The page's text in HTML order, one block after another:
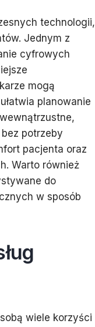
technologii,
Jednym z
cyfrowych
mogą
planowanie
potrzeby
pacjenta oraz
Warto również
do
w sposób
wiele korzyści